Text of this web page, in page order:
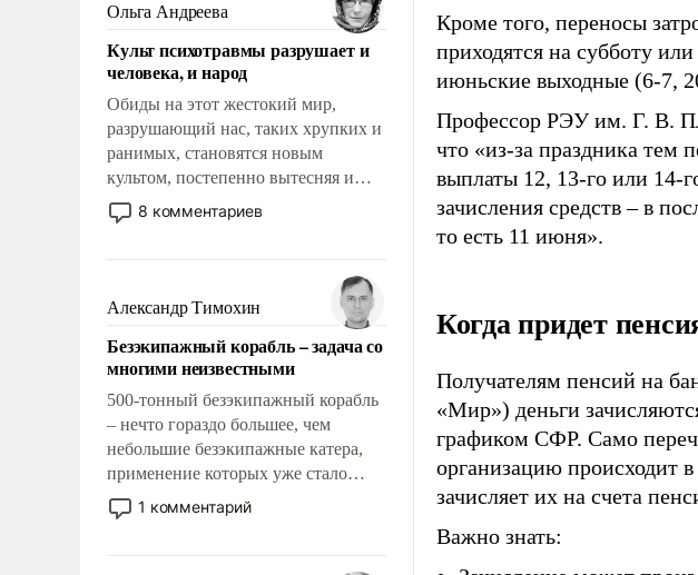
Ольга Андреева
Культ психотравмы разрушает и
человека, и народ
Обиды на этот жестокий мир,
разрушающий нас, таких хрупких и
ранимых, становятся новым
культом, постепенно вытесняя и
отменяя традиционное требование к
человеку – быть мужественным и
на себя ответственность, помогать
слабым, идти вперед и
адаптироваться.
8 комментариев
Александр Тимохин
Безэкипажный корабль – задача со
многими неизвестными
500-тонный безэкипажный корабль
– нечто гораздо большее, чем
небольшие безэкипажные катера,
применение которых уже стало
обыденностью. Задача по созданию
такого корабля очень сложна и
реализация радикально поднимет
1 комментарий
Кроме того, переносы
приходятся на субботу
июньские выходные (6-7,
Профессор РЭУ им. Г. В.
что «из-за праздника тем
выплаты 12, 13-го или 14-
зачисления средств – в
то есть 11 июня».
Когда придет
Получателям пенсий на
«Мир») деньги
графиком СФР. Само
организацию происходит
зачисляет их на счета
Важно знать: